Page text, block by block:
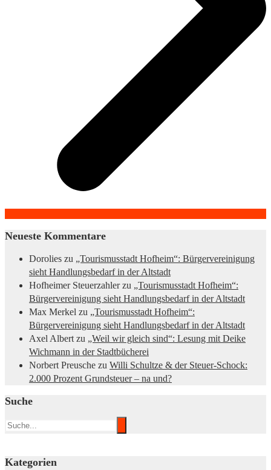
Neueste Kommentare
Dorolies zu „Tourismusstadt Hofheim“: Bürgervereinigung
sieht Handlungsbedarf in der Altstadt
Hofheimer Steuerzahlerzu „Tourismusstadt Hofheim“:
Bürgervereinigung sieht Handlungsbedarf in der Altstadt
Max Merkel zu „Tourismusstadt Hofheim“:
Bürgervereinigung sieht Handlungsbedarf in der Altstadt
Axel Albert zu „Weil wir gleich sind“: Lesung mit Deike
Wichmann in der Stadtbücherei
Norbert Preusche zu Willi Schultze & der Steuer-Schock:
2.000 Prozent Grundsteuer – na und?
Suche
Kategorien